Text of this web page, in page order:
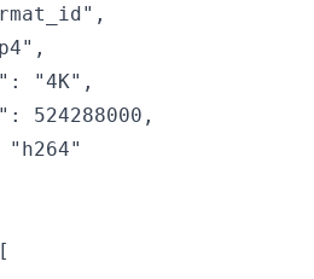
"4K",
524288000,
"h264"